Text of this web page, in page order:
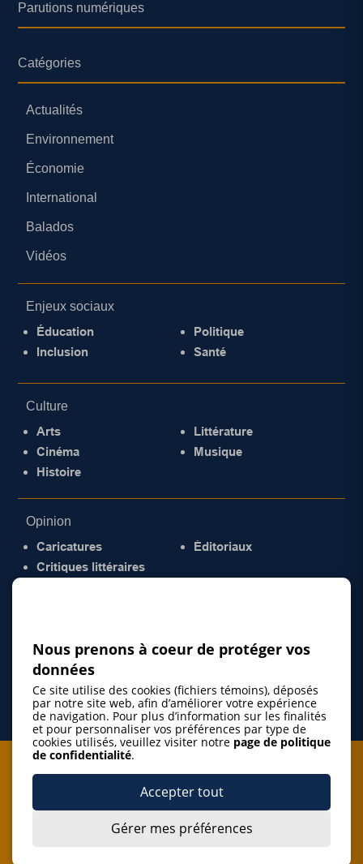
Parutions numériques
Catégories
Actualités
Environnement
Économie
International
Balados
Vidéos
Enjeux sociaux
Éducation
Inclusion
Politique
Santé
Culture
Arts
Cinéma
Histoire
Littérature
Musique
Opinion
Caricatures
Critiques littéraires
Éditoriaux
Je m'abonne à l'infolettre
J’accepte de m’abonner à l’infolettre de La Gazette de la
Nous prenons à coeur de protéger vos
données
Ce site utilise des cookies (fichiers témoins), déposés
par notre site web, afin d’améliorer votre expérience
de navigation. Pour plus d’information sur les finalités
et pour personnaliser vos préférences par type de
cookies utilisés, veuillez visiter notre page de politique
de confidentialité.
Accepter tout
Gérer mes préférences